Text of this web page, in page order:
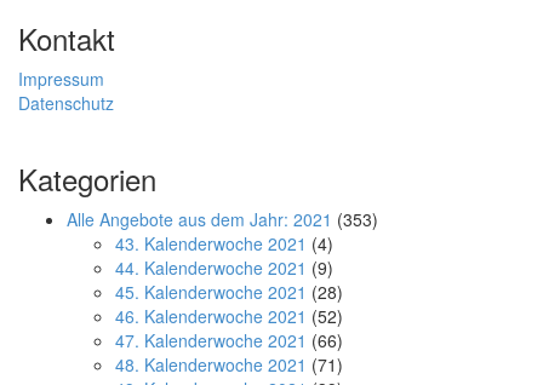
Kontakt
Impressum
Datenschutz
Kategorien
Alle Angebote aus dem Jahr: 2021 (353)
43. Kalenderwoche 2021 (4)
44. Kalenderwoche 2021 (9)
45. Kalenderwoche 2021 (28)
46. Kalenderwoche 2021 (52)
47. Kalenderwoche 2021 (66)
48. Kalenderwoche 2021 (71)